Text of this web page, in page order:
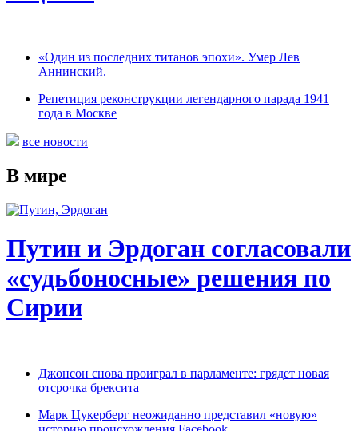
«Один из последних титанов эпохи». Умер Лев
Аннинский.
Репетиция реконструкции легендарного парада 1941
года в Москве
все новости
В мире
Путин и Эрдоган согласовали
«судьбоносные» решения по
Сирии
Джонсон снова проиграл в парламенте: грядет новая
отсрочка брексита
Марк Цукерберг неожиданно представил «новую»